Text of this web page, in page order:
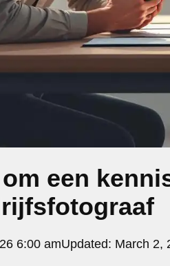
een
6:00 amUpdated: March 2,